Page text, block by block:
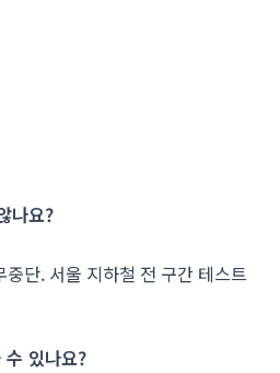
나요?
단. 서울 지하철 전 구간 테스트
있나요?